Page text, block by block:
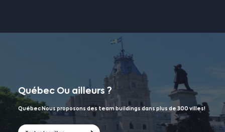
QuébecOu ailleurs ?
Québec Nous proposons des team buildings dans plus de 300 villes!